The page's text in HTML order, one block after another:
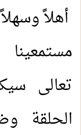
أهلاً
مستمعينا
تعالى
الحلقة